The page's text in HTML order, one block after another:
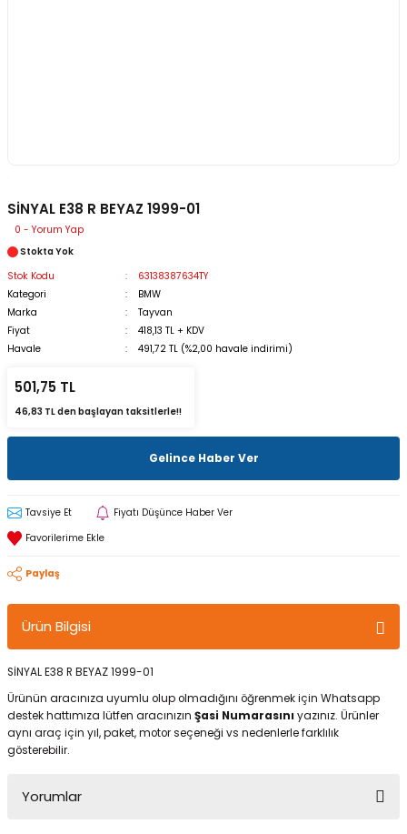
SİNYAL E38 R BEYAZ 1999-01
0 - Yorum Yap
Stokta Yok
Stok Kodu
63138387634TY
Kategori
BMW
Marka
Tayvan
Fiyat
418,13 TL + KDV
Havale
491,72 TL (%2,00 havale indirimi)
501,75 TL
46,83 TL den başlayan taksitlerle!!
Gelince Haber Ver
Tavsiye Et Fiyatı Düşünce Haber Ver
Paylaş
Ürün Bilgisi
SİNYAL E38 R BEYAZ 1999-01
Ürünün aracınıza uyumlu olup olmadığını öğrenmek için Whatsapp
destek hattımıza lütfen aracınızın Şasi Numarasını yazınız. Ürünler
aynı araç için yıl, paket, motor seçeneği vs nedenlerle farklılık
gösterebilir.
Yorumlar